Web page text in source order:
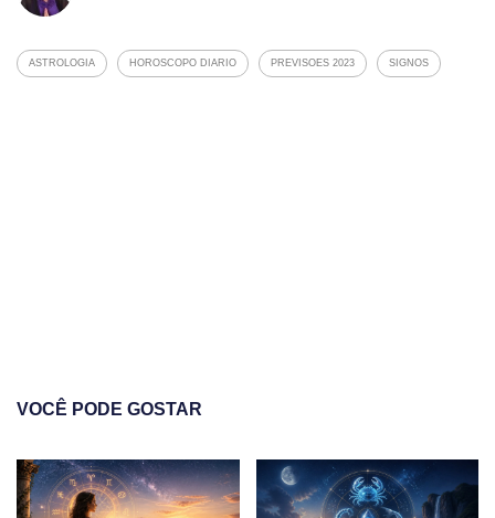
ASTROLOGIA HOROSCOPO DIARIO PREVISOES 2023 SIGNOS
VOCÊ PODE GOSTAR